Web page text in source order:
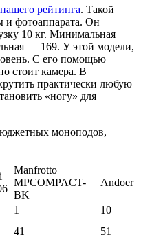
рейтинга. Такой
и фотоаппарата. Он
10 кг. Минимальная
— 169. У этой модели,
С его помощью
стоит камера. В
практически любую
«ногу» для
моноподов,
Manfrotto
MPCOMPACT-
BK
Andoer
1
10
41
51